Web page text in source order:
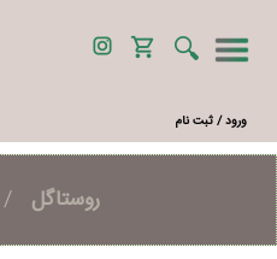
ورود / ثبت نام
روستاگل /